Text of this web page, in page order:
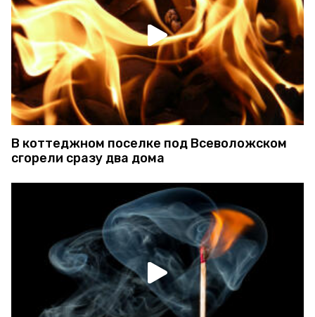
В коттеджном поселке под Всеволожском
сгорели сразу два дома